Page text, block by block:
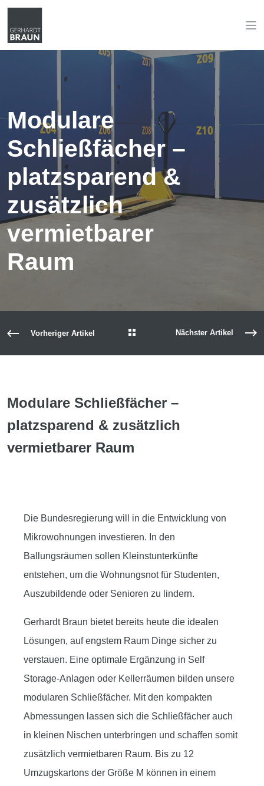
Modulare
Schließfächer –
platzsparend &
zusätzlich
vermietbarer
Raum
Vorheriger Artikel Nächster Artikel
Modulare Schließfächer –
platzsparend & zusätzlich
vermietbarer Raum
Die Bundesregierung will in die Entwicklung von
Mikrowohnungen investieren. In den
Ballungsräumen sollen Kleinstunterkünfte
entstehen, um die Wohnungsnot für Studenten,
Auszubildende oder Senioren zu lindern.
Gerhardt Braun bietet bereits heute die idealen
Lösungen, auf engstem Raum Dinge sicher zu
verstauen. Eine optimale Ergänzung in Self
Storage-Anlagen oder Kellerräumen bilden unsere
modularen Schließfächer. Mit den kompakten
Abmessungen lassen sich die Schließfächer auch
in kleinen Nischen unterbringen und schaffen somit
zusätzlich vermietbaren Raum. Bis zu 12
Umzugskartons der Größe M können in einem